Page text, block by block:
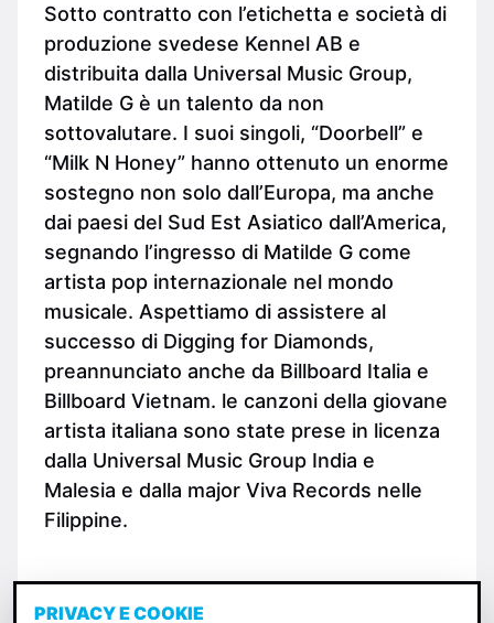
Sotto contratto con l’etichetta e società di
produzione svedese Kennel AB e
distribuita dalla Universal Music Group,
Matilde G è un talento da non
sottovalutare. I suoi singoli, “Doorbell” e
“Milk N Honey” hanno ottenuto un enorme
sostegno non solo dall’Europa, ma anche
dai paesi del Sud Est Asiatico dall’America,
segnando l’ingresso di Matilde G come
artista pop internazionale nel mondo
musicale. Aspettiamo di assistere al
successo di Digging for Diamonds,
preannunciato anche da Billboard Italia e
Billboard Vietnam. le canzoni della giovane
artista italiana sono state prese in licenza
dalla Universal Music Group India e
Malesia e dalla major Viva Records nelle
Filippine.
PRIVACY E COOKIE